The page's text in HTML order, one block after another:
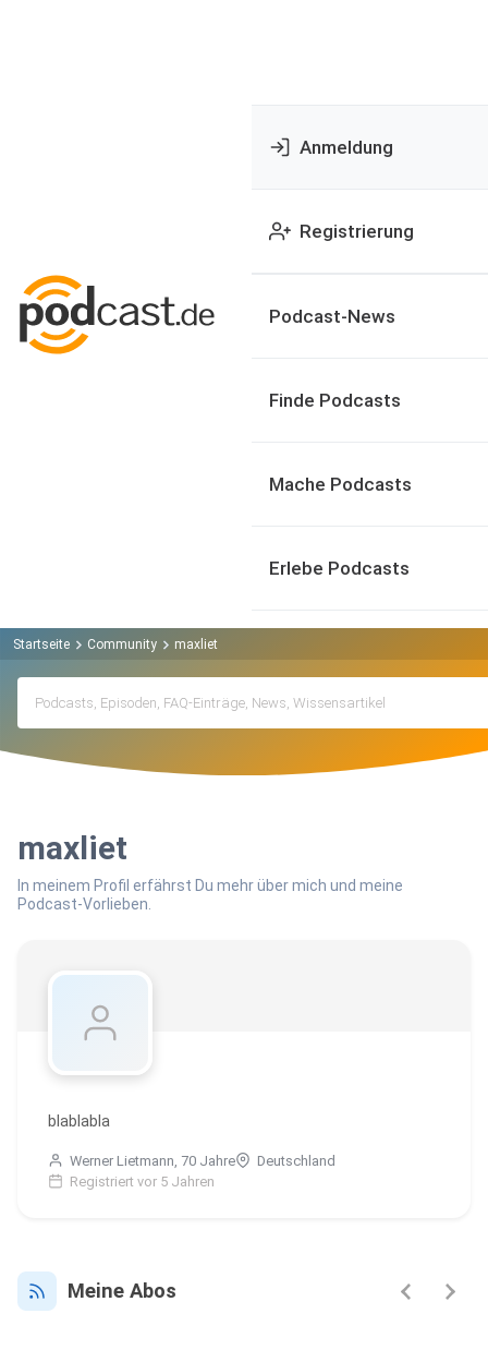
Anmeldung
Registrierung
Podcast-News
Finde Podcasts
Mache Podcasts
Erlebe Podcasts
Startseite Community maxliet
maxliet
In meinem Profil erfährst Du mehr über mich und meine
Podcast-Vorlieben.
blablabla
Werner Lietmann, 70 Jahre
Deutschland
Registriert vor 5 Jahren
Meine Abos